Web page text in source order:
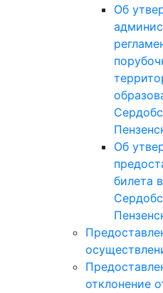
Об
Об
билета
отклонение